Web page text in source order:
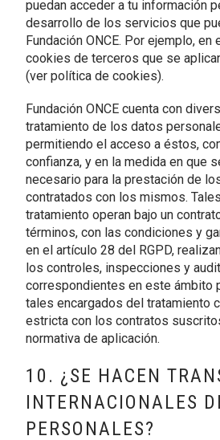
puedan acceder a tu información
desarrollo de los servicios que
Fundación ONCE. Por ejemplo, en
cookies de terceros que se
(ver política de cookies).
Fundación ONCE cuenta con
tratamiento de los datos
permitiendo el acceso a éstos,
confianza, y en la medida en que
necesario para la prestación de
contratados con los mismos.
tratamiento operan bajo un
términos, con las condiciones y
en el artículo 28 del RGPD,
los controles, inspecciones y
correspondientes en este ámbito
tales encargados del tratamiento
estricta con los contratos
normativa de aplicación.
10. ¿SE HACEN
INTERNACIONALES
PERSONALES?